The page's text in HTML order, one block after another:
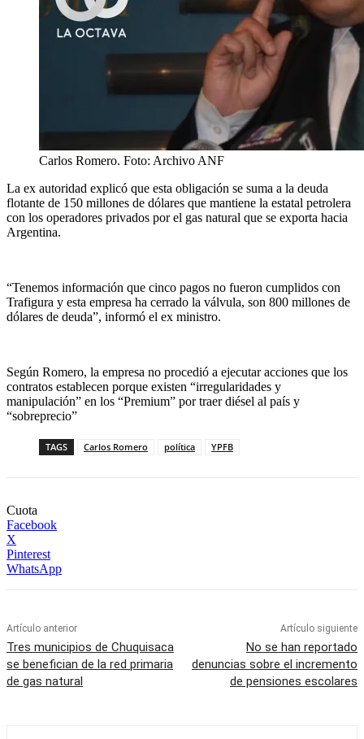
Carlos Romero. Foto: Archivo ANF
La ex autoridad explicó que esta obligación se suma a la deuda
flotante de 150 millones de dólares que mantiene la estatal petrolera
con los operadores privados por el gas natural que se exporta hacia
Argentina.
“Tenemos información que cinco pagos no fueron cumplidos con
Trafigura y esta empresa ha cerrado la válvula, son 800 millones de
dólares de deuda”, informó el ex ministro.
Según Romero, la empresa no procedió a ejecutar acciones que los
contratos establecen porque existen “irregularidades y
manipulación” en los “Premium” por traer diésel al país y
“sobreprecio”
TAGS Carlos Romero política YPFB
Cuota
Facebook
X
Pinterest
WhatsApp
Artículo anterior
Tres municipios de Chuquisaca
se benefician de la red primaria
de gas natural
Artículo siguiente
No se han reportado
denuncias sobre el incremento
de pensiones escolares